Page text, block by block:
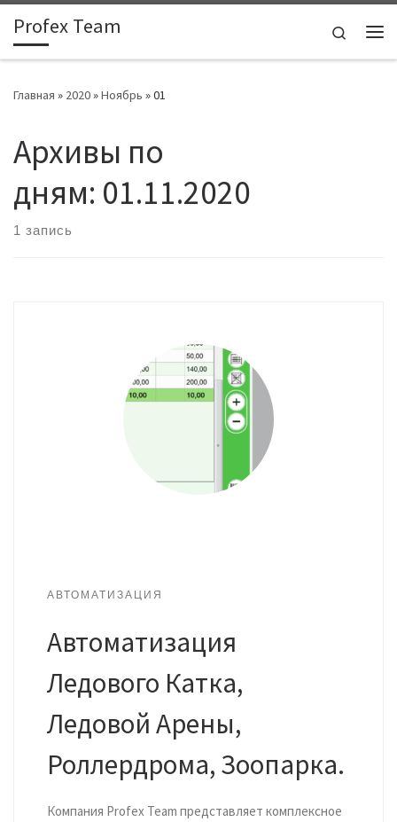
Skip to content
Profex Team
Search
Главная » 2020»Ноябрь »01
Архивы по
дням: 01.11.2020
1 запись
АВТОМАТИЗАЦИЯ
Автоматизация
Ледового Катка,
Ледовой Арены,
Роллердрома, Зоопарка.
Компания Profex Team представляет комплексное